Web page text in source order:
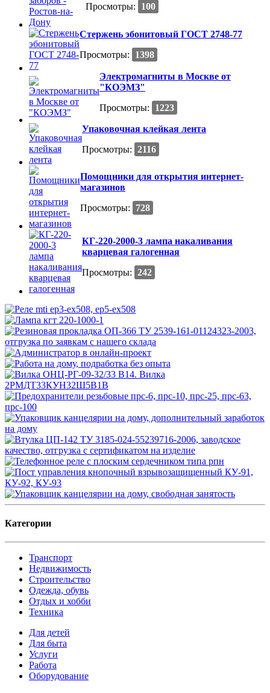
Просмотры:
100
Стержень эбонитовый ГОСТ 2748-77
Просмотры:
1398
Электромагниты в Москве от
"КОЭМЗ"
Просмотры:
1223
Упаковочная клейкая лента
Просмотры: 2116
Помощники для открытия интернет-
магазинов
Просмотры:
728
КГ-220-2000-3 лампа накаливания
кварцевая галогенная
Просмотры: 242
Категории
Транспорт
Недвижимость
Строительство
Одежда, обувь
Отдых и хобби
Техника
Для детей
Для быта
Услуги
Работа
Оборудование